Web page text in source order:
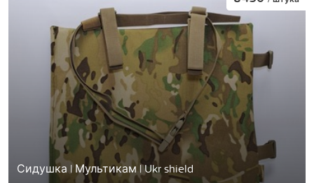
Сидушка | Мультикам | Ukr shield